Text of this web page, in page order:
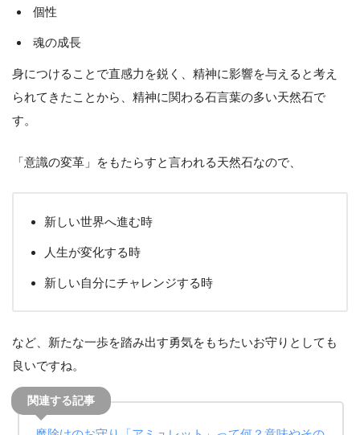
個性
魂の成長
身につけることで直感力を鋭く、精神に影響を与えると考え
られてきたことから、精神に関わる石言葉の多い天然石で
す。
「意識の変革」をもたらすと言われる天然石なので、
新しい世界へ進む時
人生が変化する時
新しい自分にチャレンジする時
など、新たな一歩を踏み出す勇気をもちたいお守りとしても
良いですね。